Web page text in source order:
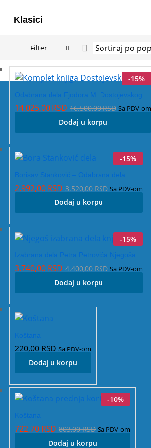
Klasici
Filter
-15%
Odabrana dela Fjodora M. Dostojevskog
14.025,00 RSD 16.500,00RSD Sa PDV-om
Dodaj u korpu
-15%
Borisav Stanković – Odabrana dela
2.992,00 RSD 3.520,00RSD Sa PDV-om
Dodaj u korpu
-15%
Izabrana dela Petra Petrovića Njegoša
3.740,00 RSD 4.400,00RSD Sa PDV-om
Dodaj u korpu
Koštana
220,00 RSD Sa PDV-om
Dodaj u korpu
-10%
Koštana
722,70 RSD 803,00RSD Sa PDV-om
Dodaj u korpu